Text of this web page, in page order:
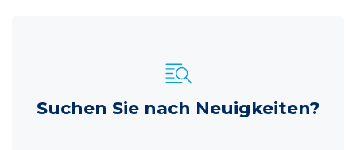
Suchen Sie nach Neuigkeiten?